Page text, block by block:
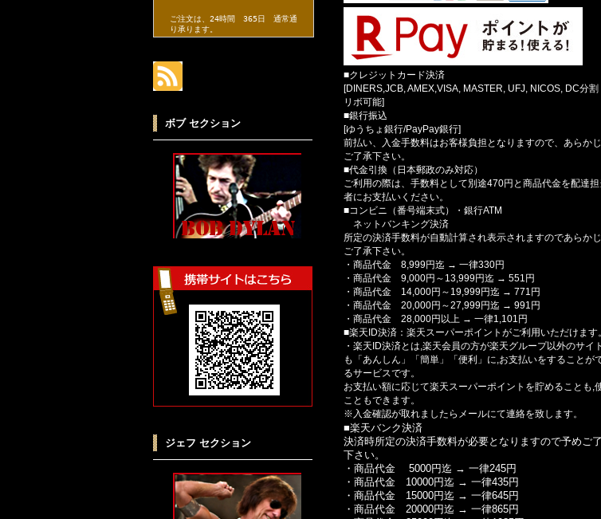
■クレジットカード決済
[DINERS,JCB, AMEX,VISA, MASTER, UFJ, NICOS, DC分
リボ可能]
■銀行振込
[ゆうちょ銀行/PayPay銀行]
前払い、入金手数料はお客様負担となりますので、あらか
ご了承下さい。
■代金引換（日本郵政のみ対応）
ご利用の際は、手数料として別途470円と商品代金を配達担
者にお支払いください。
■コンビニ（番号端末式）・銀行ATM
ネットバンキング決済
所定の決済手数料が自動計算され表示されますのであらか
ご了承下さい。
・商品代金 8,999円迄 → 一律330円
・商品代金 9,000円～13,999円迄 → 551円
・商品代金 14,000円～19,999円迄 → 771円
・商品代金 20,000円～27,999円迄 → 991円
・商品代金 28,000円以上 → 一律1,101円
■楽天ID決済：楽天スーパーポイントがご利用いただけます。
・楽天ID決済とは,楽天会員の方が楽天グループ以外のサイ
も「あんしん」「簡単」「便利」に,お支払いをすることが
るサービスです。
お支払い額に応じて楽天スーパーポイントを貯めることも,
こともできます。
※入金確認が取れましたらメールにて連絡を致します。
■楽天バンク決済
決済時所定の決済手数料が必要となりますので予めご
下さい。
・商品代金 5000円迄 → 一律245円
・商品代金 10000円迄 → 一律435円
・商品代金 15000円迄 → 一律645円
・商品代金 20000円迄 → 一律865円
ご注文は、24時間 365日 通常通
り承ります。
ボブ セクション
ジェフ セクション